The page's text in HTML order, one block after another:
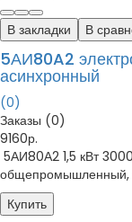
В закладки В
5АИ80A2
асинхронный
(0)
Заказы (0)
9160р.
5АИ80А2 1,5 кВт
общепромышленный,
Купить